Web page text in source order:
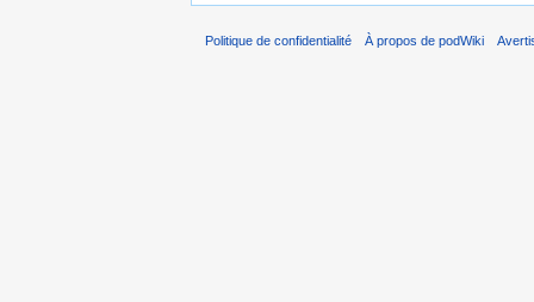
Politique de confidentialité À propos de podWiki